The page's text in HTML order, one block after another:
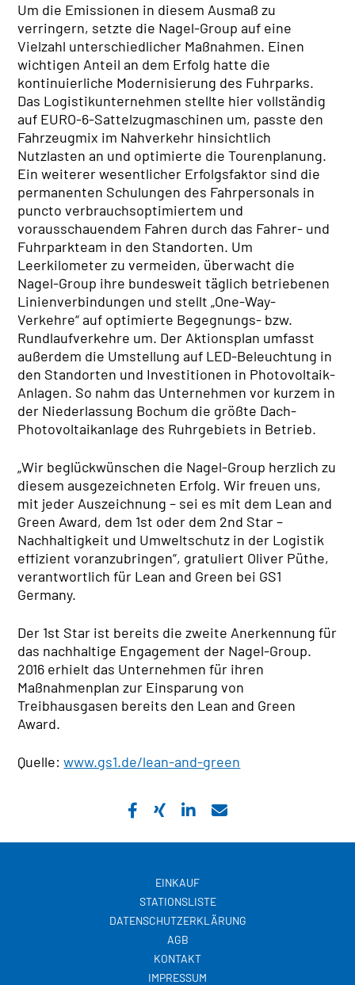
Um die Emissionen in diesem Ausmaß zu
verringern, setzte die Nagel-Group auf eine
Vielzahl unterschiedlicher Maßnahmen. Einen
wichtigen Anteil an dem Erfolg hatte die
kontinuierliche Modernisierung des Fuhrparks.
Das Logistikunternehmen stellte hier vollständig
auf EURO-6-Sattelzugmaschinen um, passte den
Fahrzeugmix im Nahverkehr hinsichtlich
Nutzlasten an und optimierte die Tourenplanung.
Ein weiterer wesentlicher Erfolgsfaktor sind die
permanenten Schulungen des Fahrpersonals in
puncto verbrauchsoptimiertem und
vorausschauendem Fahren durch das Fahrer- und
Fuhrparkteam in den Standorten. Um
Leerkilometer zu vermeiden, überwacht die
Nagel-Group ihre bundesweit täglich betriebenen
Linienverbindungen und stellt „One-Way-
Verkehre“ auf optimierte Begegnungs- bzw.
Rundlaufverkehre um. Der Aktionsplan umfasst
außerdem die Umstellung auf LED-Beleuchtung in
den Standorten und Investitionen in Photovoltaik-
Anlagen. So nahm das Unternehmen vor kurzem in
der Niederlassung Bochum die größte Dach-
Photovoltaikanlage des Ruhrgebiets in Betrieb.
„Wir beglückwünschen die Nagel-Group herzlich zu
diesem ausgezeichneten Erfolg. Wir freuen uns,
mit jeder Auszeichnung – sei es mit dem Lean and
Green Award, dem 1st oder dem 2nd Star –
Nachhaltigkeit und Umweltschutz in der Logistik
effizient voranzubringen“, gratuliert Oliver Püthe,
verantwortlich für Lean and Green bei GS1
Germany.
Der 1st Star ist bereits die zweite Anerkennung für
das nachhaltige Engagement der Nagel-Group.
2016 erhielt das Unternehmen für ihren
Maßnahmenplan zur Einsparung von
Treibhausgasen bereits den Lean and Green
Award.
Quelle:www.gs1.de/lean-and-green
EINKAUF
STATIONSLISTE
DATENSCHUTZERKLÄRUNG
AGB
KONTAKT
IMPRESSUM